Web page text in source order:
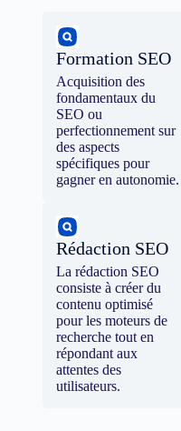
Formation SEO
Acquisition des
fondamentaux du
SEO ou
perfectionnement sur
des aspects
spécifiques pour
gagner en autonomie.
Rédaction SEO
La rédaction SEO
consiste à créer du
contenu optimisé
pour les moteurs de
recherche tout en
répondant aux
attentes des
utilisateurs.